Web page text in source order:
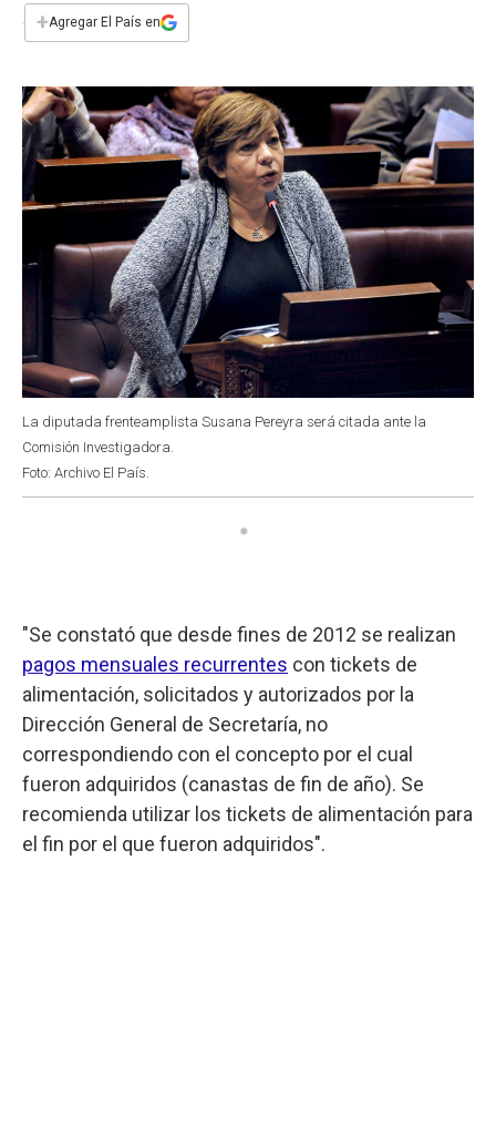
e
b
k
s
p
t
n
i
l
+Agregar El País en
La diputada frenteamplista Susana Pereyra será citada ante la
Comisión Investigadora.
Foto: Archivo El País.
"Se constató que desde fines de 2012 se realizan
pagos mensuales recurrentes con tickets de
alimentación, solicitados y autorizados por la
Dirección General de Secretaría, no
correspondiendo con el concepto por el cual
fueron adquiridos (canastas de fin de año). Se
recomienda utilizar los tickets de alimentación para
el fin por el que fueron adquiridos".